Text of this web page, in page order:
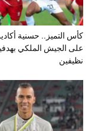
كأس التميز.. حسنية
على الجيش الملكي
نظيفين